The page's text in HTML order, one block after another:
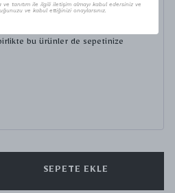
bu ürünler de sepetinize
SEPETE EKLE
tanıtım ile ilgili iletişim almayı kabul edersiniz ve
ve kabul ettiğinizi onaylarsınız.